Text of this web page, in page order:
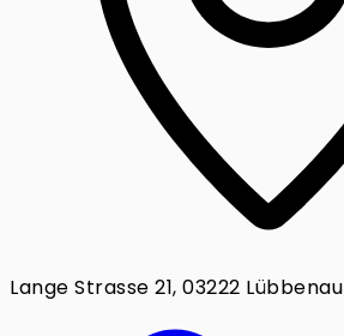
Lange Strasse 21, 03222 Lübbenau